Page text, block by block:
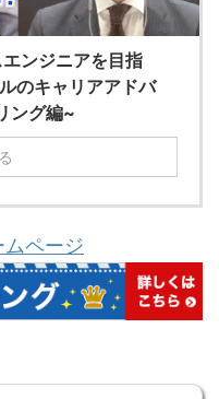
ンジニアを目指
のキャリアアドバ
ング編~
ページ